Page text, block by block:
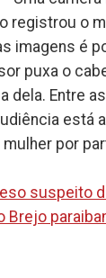
registrou o
imagens é
puxa o
dela. Entre
está
mulher por
suspeito
Brejo